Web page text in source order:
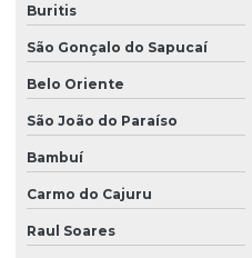
Buritis
São Gonçalo do Sapucaí
Belo Oriente
São João do Paraíso
Bambuí
Carmo do Cajuru
Raul Soares